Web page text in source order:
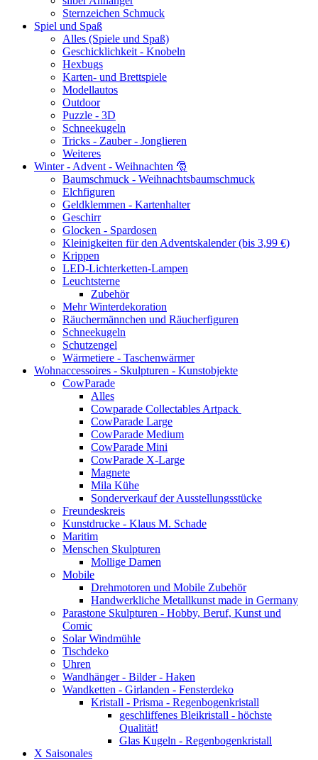
Sternzeichen Schmuck
Spiel und Spaß
Alles (Spiele und Spaß)
Geschicklichkeit - Knobeln
Hexbugs
Karten- und Brettspiele
Modellautos
Outdoor
Puzzle - 3D
Schneekugeln
Tricks - Zauber - Jonglieren
Weiteres
Winter - Advent - Weihnachten 🎅
Baumschmuck - Weihnachtsbaumschmuck
Elchfiguren
Geldklemmen - Kartenhalter
Geschirr
Glocken - Spardosen
Kleinigkeiten für den Adventskalender (bis 3,99 €)
Krippen
LED-Lichterketten-Lampen
Leuchtsterne
Zubehör
Mehr Winterdekoration
Räuchermännchen und Räucherfiguren
Schneekugeln
Schutzengel
Wärmetiere - Taschenwärmer
Wohnaccessoires - Skulpturen - Kunstobjekte
CowParade
Alles
Cowparade Collectables Artpack
CowParade Large
CowParade Medium
CowParade Mini
CowParade X-Large
Magnete
Mila Kühe
Sonderverkauf der Ausstellungsstücke
Freundeskreis
Kunstdrucke - Klaus M. Schade
Maritim
Menschen Skulpturen
Mollige Damen
Mobile
Drehmotoren und Mobile Zubehör
Handwerkliche Metallkunst made in Germany
Parastone Skulpturen - Hobby, Beruf, Kunst und
Comic
Solar Windmühle
Tischdeko
Uhren
Wandhänger - Bilder - Haken
Wandketten - Girlanden - Fensterdeko
Kristall - Prisma - Regenbogenkristall
geschliffenes Bleikristall - höchste
Qualität!
Glas Kugeln - Regenbogenkristall
X Saisonales